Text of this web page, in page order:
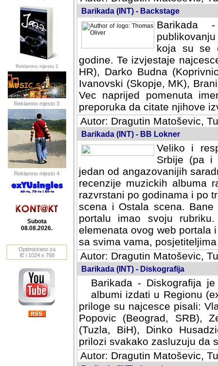
Reklamno mjesto 2
Reklamno mjesto 3
Reklamno mjesto 4
Subota
08.08.2026.
Optimizirano za
IE i 1024 x 768
Barikada (INT) - Backstage
Barikada
koja su se
godine. Te izvjestaje
HR), Darko Budna
Ivanovski (Skopje, MK),
Vec naprijed pomenuta
preporuka da citate njihove
Autor: Dragutin Matoševic,
Barikada (INT) - BB Lokner
Veliko i
Srbije (pa i
jedan od angazovanijih
recenzije muzickih albuma
razvrstani po godinama i po
scena i Ostala scena.
portalu imao svoju
elemenata ovog web portala
sa svima vama,
Autor: Dragutin Matoševic,
Barikada (INT) - Diskografija
Barikada - Diskografija
albumi izdati u Regionu
priloge su najcesce pisali:
Popovic (Beograd, SRB),
(Tuzla, BiH), Dinko
prilozi svakako zasluzuju da
Autor: Dragutin Matoševic,